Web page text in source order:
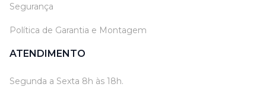
Segurança
Política de Garantia e Montagem
ATENDIMENTO
Segunda a Sexta 8h às 18h.